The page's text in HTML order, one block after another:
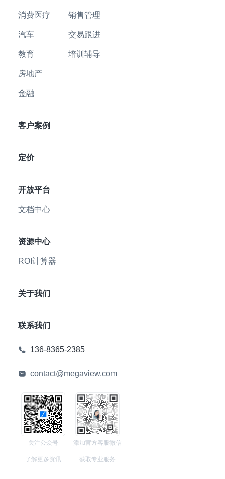
消费医疗
汽车
教育
房地产
金融
销售管理
交易跟进
培训辅导
客户案例
定价
开放平台
文档中心
资源中心
ROI计算器
关于我们
联系我们
136-8365-2385
contact@megaview.com
关注公众号
了解更多资讯
添加官方客服微信
获取专业服务